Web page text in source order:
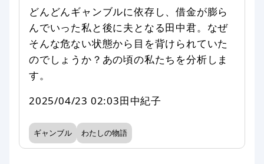
どんどんギャンブルに依存し、借金が膨ら
んでいった私と後に夫となる田中君。なぜ
そんな危ない状態から目を背けられていた
のでしょうか？あの頃の私たちを分析しま
す。
2025/04/23 02:03田中紀子
ギャンブル わたしの物語